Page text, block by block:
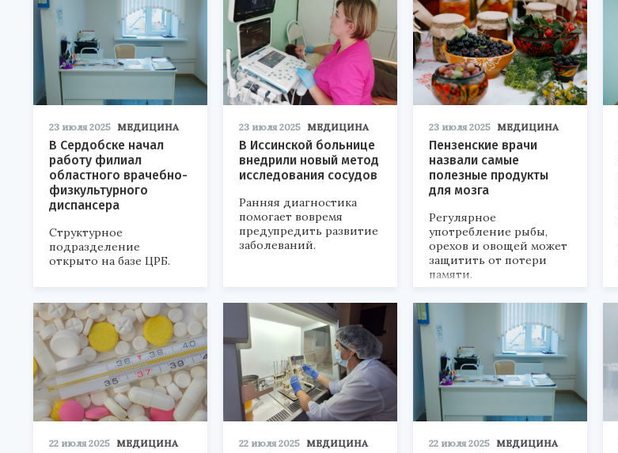
23 июля 2025 МЕДИЦИНА
В Сердобске начал
работу филиал
областного врачебно-
физкультурного
диспансера
Структурное
подразделение
открыто на базе ЦРБ.
23 июля 2025 МЕДИЦИНА
В Иссинской больнице
внедрили новый метод
исследования сосудов
Ранняя диагностика
помогает вовремя
предупредить развитие
заболеваний.
23 июля 2025 МЕДИЦИНА
Пензенские врачи
назвали самые
полезные продукты
для мозга
Регулярное
употребление рыбы,
орехов и овощей может
защитить от потери
памяти.
22 июля 2025 МЕДИЦИНА 22 июля 2025 МЕДИЦИНА 22 июля 2025 МЕДИЦИНА